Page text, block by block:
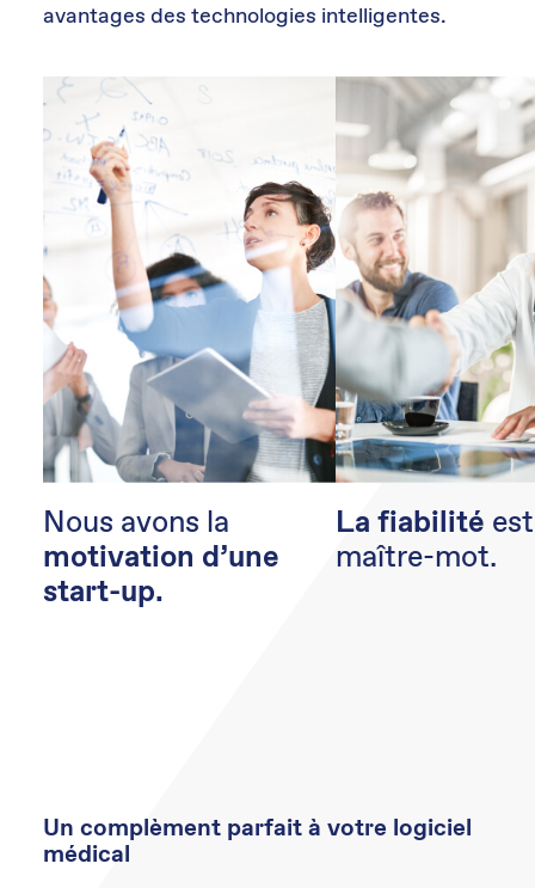
avantages des technologies intelligentes.
Nous avons la
motivation d’une
start-up.
La fiabilité
maître-mot.
Un complèment parfait à votre logiciel
médical